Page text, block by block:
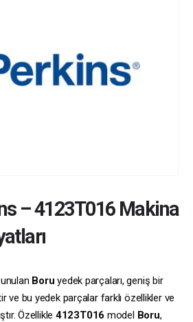
–4123T016Makina
Boru yedek parçaları, geniş bir
ve bu yedek parçalar farklı özellikler ve
Özellikle 4123T016 model Boru,